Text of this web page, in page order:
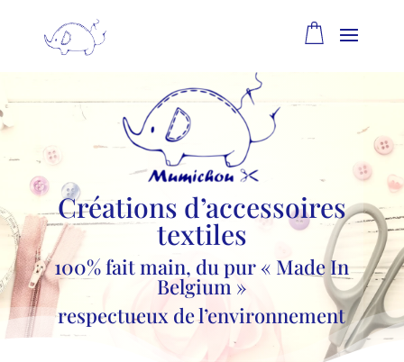
Créations d’accessoires
textiles
100% fait main, du pur « Made In
Belgium »
respectueux de l’environnement